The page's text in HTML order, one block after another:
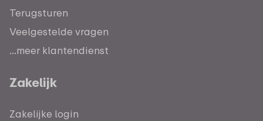
Terugsturen
Veelgestelde vragen
...meer klantendienst
Zakelijk
Zakelijke login